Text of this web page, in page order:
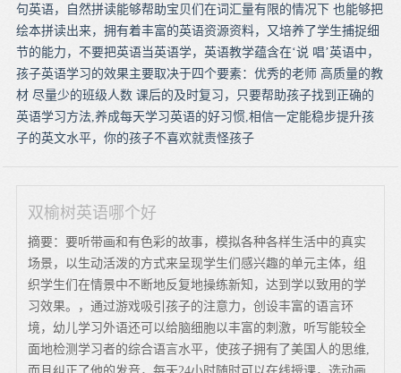
句英语，自然拼读能够帮助宝贝们在词汇量有限的情况下 也能够把
绘本拼读出来，拥有着丰富的英语资源资料，又培养了学生捕捉细
节的能力，不要把英语当英语学，英语教学蕴含在‘说 唱’英语中，
孩子英语学习的效果主要取决于四个要素：优秀的老师 高质量的教
材 尽量少的班级人数 课后的及时复习，只要帮助孩子找到正确的
英语学习方法,养成每天学习英语的好习惯,相信一定能稳步提升孩
子的英文水平，你的孩子不喜欢就责怪孩子
双榆树英语哪个好
摘要：要听带画和有色彩的故事，模拟各种各样生活中的真实
场景，以生动活泼的方式来呈现学生们感兴趣的单元主体，组
织学生们在情景中不断地反复地操练新知，达到学以致用的学
习效果。，通过游戏吸引孩子的注意力，创设丰富的语言环
境，幼儿学习外语还可以给脑细胞以丰富的刺激，听写能较全
面地检测学习者的综合语言水平，使孩子拥有了美国人的思维,